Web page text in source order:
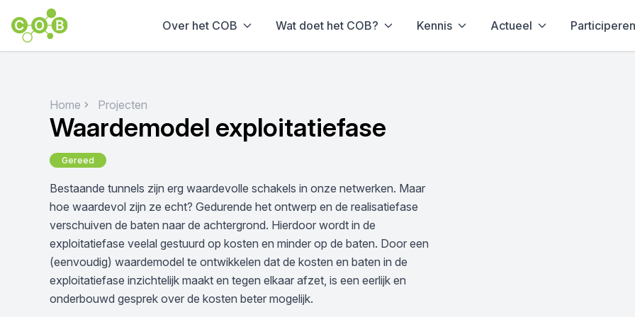
Over het COB Wat doet het COB? Kennis Actueel
Home Projecten
Waardemodel exploitatiefase
Gereed
Bestaande tunnels zijn erg waardevolle schakels in onze netwerken. Maar
hoe waardevol zijn ze echt? Gedurende het ontwerp en de realisatiefase
verschuiven de baten naar de achtergrond. Hierdoor wordt in de
exploitatiefase veelal gestuurd op kosten en minder op de baten. Door een
(eenvoudig) waardemodel te ontwikkelen dat de kosten en baten in de
exploitatiefase inzichtelijk maakt en tegen elkaar afzet, is een eerlijk en
onderbouwd gesprek over de kosten beter mogelijk.